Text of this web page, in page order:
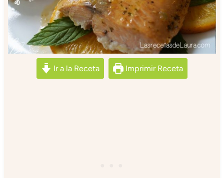
Ir a la Receta Imprimir Receta